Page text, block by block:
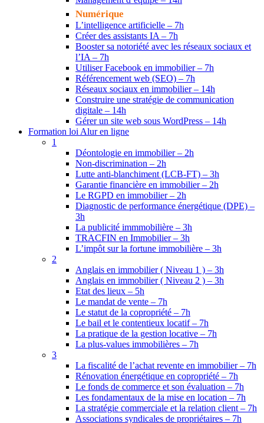
Numérique
L’intelligence artificielle – 7h
Créer des assistants IA – 7h
Booster sa notoriété avec les réseaux sociaux et
l’IA – 7h
Utiliser Facebook en immobilier – 7h
Référencement web (SEO) – 7h
Réseaux sociaux en immobilier – 14h
Construire une stratégie de communication
digitale – 14h
Gérer un site web sous WordPress – 14h
Formation loi Alur en ligne
1
Déontologie en immobilier – 2h
Non-discrimination – 2h
Lutte anti-blanchiment (LCB-FT) – 3h
Garantie financière en immobilier – 2h
Le RGPD en immobilier – 2h
Diagnostic de performance énergétique (DPE) –
3h
La publicité immmobilière – 3h
TRACFIN en Immobilier – 3h
L’impôt sur la fortune immobilière – 3h
2
Anglais en immobilier ( Niveau 1 ) – 3h
Anglais en immobilier ( Niveau 2 ) – 3h
Etat des lieux – 5h
Le mandat de vente – 7h
Le statut de la copropriété – 7h
Le bail et le contentieux locatif – 7h
La pratique de la gestion locative – 7h
La plus-values immobilières – 7h
3
La fiscalité de l’achat revente en immobilier – 7h
Rénovation énergétique en copropriété – 7h
Le fonds de commerce et son évaluation – 7h
Les fondamentaux de la mise en location – 7h
La stratégie commerciale et la relation client – 7h
Associations syndicales de propriétaires – 7h